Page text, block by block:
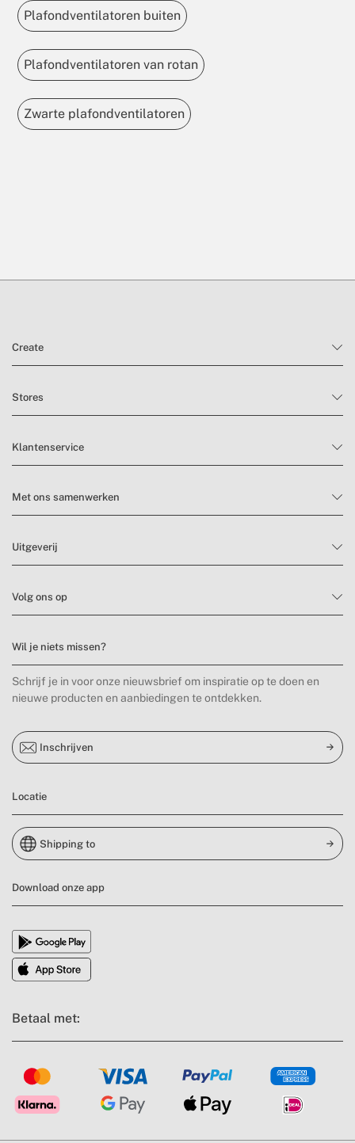
Plafondventilatoren buiten
Plafondventilatoren van rotan
Zwarte plafondventilatoren
Create
Stores
Klantenservice
Met ons samenwerken
Uitgeverij
Volg ons op
Wil je niets missen?
Schrijf je in voor onze nieuwsbrief om inspiratie op te doen en
nieuwe producten en aanbiedingen te ontdekken.
Inschrijven
Locatie
Shipping to
Download onze app
Betaal met: